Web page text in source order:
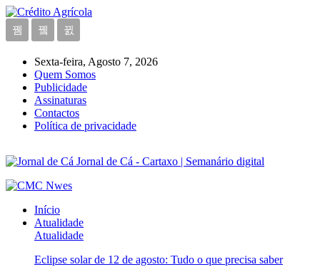
Sexta-feira, Agosto 7, 2026
Quem Somos
Publicidade
Assinaturas
Contactos
Política de privacidade
Jornal de Cá - Cartaxo | Semanário digital
Início
Atualidade
Atualidade
Eclipse solar de 12 de agosto: Tudo o que precisa saber